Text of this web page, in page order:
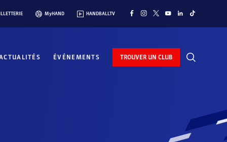
MyHAND HANDBALLTV
ÉVÉNEMENTS TROUVER UN CLUB